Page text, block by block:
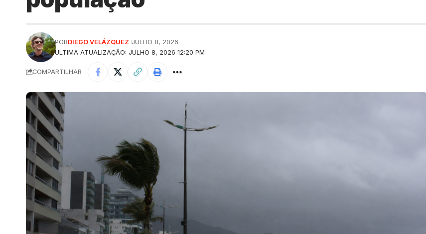
ÚLTIMA ATUALIZAÇÃO: JULHO 8, 2026 12:20 PM
PORDIEGO VELÁZQUEZ JULHO 8, 2026
COMPARTILHAR